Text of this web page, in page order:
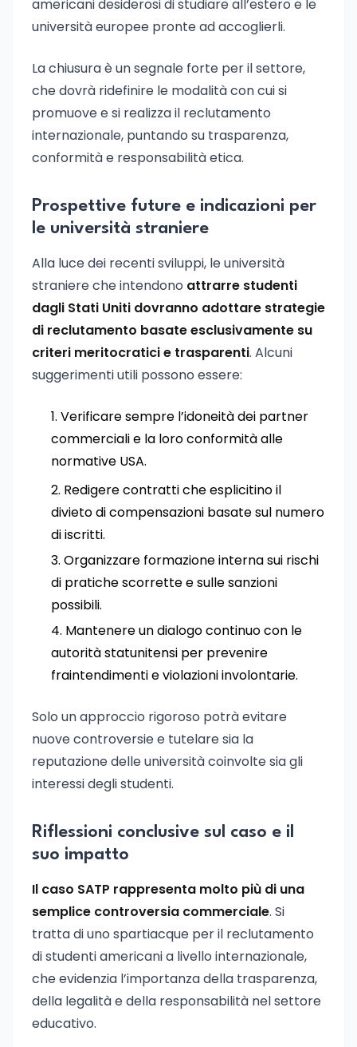
americani desiderosi di studiare all’estero e le
università europee pronte ad accoglierli.
La chiusura è un segnale forte per il settore,
che dovrà ridefinire le modalità con cui si
promuove e si realizza il reclutamento
internazionale, puntando su trasparenza,
conformità e responsabilità etica.
Prospettive future e indicazioni per
le università straniere
Alla luce dei recenti sviluppi, le università
straniere che intendono attrarre studenti
dagli Stati Uniti dovranno adottare strategie
di reclutamento basate esclusivamente su
criteri meritocratici e trasparenti. Alcuni
suggerimenti utili possono essere:
Verificare sempre l’idoneità dei partner
commerciali e la loro conformità alle
normative USA.
Redigere contratti che esplicitino il
divieto di compensazioni basate sul numero
di iscritti.
Organizzare formazione interna sui rischi
di pratiche scorrette e sulle sanzioni
possibili.
Mantenere un dialogo continuo con le
autorità statunitensi per prevenire
fraintendimenti e violazioni involontarie.
Solo un approccio rigoroso potrà evitare
nuove controversie e tutelare sia la
reputazione delle università coinvolte sia gli
interessi degli studenti.
Riflessioni conclusive sul caso e il
suo impatto
Il caso SATP rappresenta molto più di una
semplice controversia commerciale. Si
tratta di uno spartiacque per il reclutamento
di studenti americani a livello internazionale,
che evidenzia l’importanza della trasparenza,
della legalità e della responsabilità nel settore
educativo.